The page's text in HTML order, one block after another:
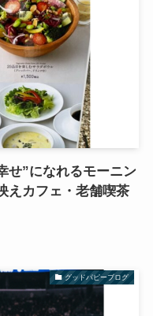
せ”になれるモーニン
えカフェ・老舗喫茶
グッドパピーブログ